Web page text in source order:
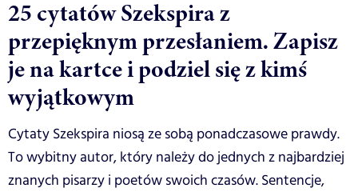
25 cytatów Szekspira z
przepięknym przesłaniem. Zapisz
je na kartce i podziel się z kimś
wyjątkowym
Cytaty Szekspira niosą ze sobą ponadczasowe prawdy.
To wybitny autor, który należy do jednych z najbardziej
znanych pisarzy i poetów swoich czasów. Sentencje,